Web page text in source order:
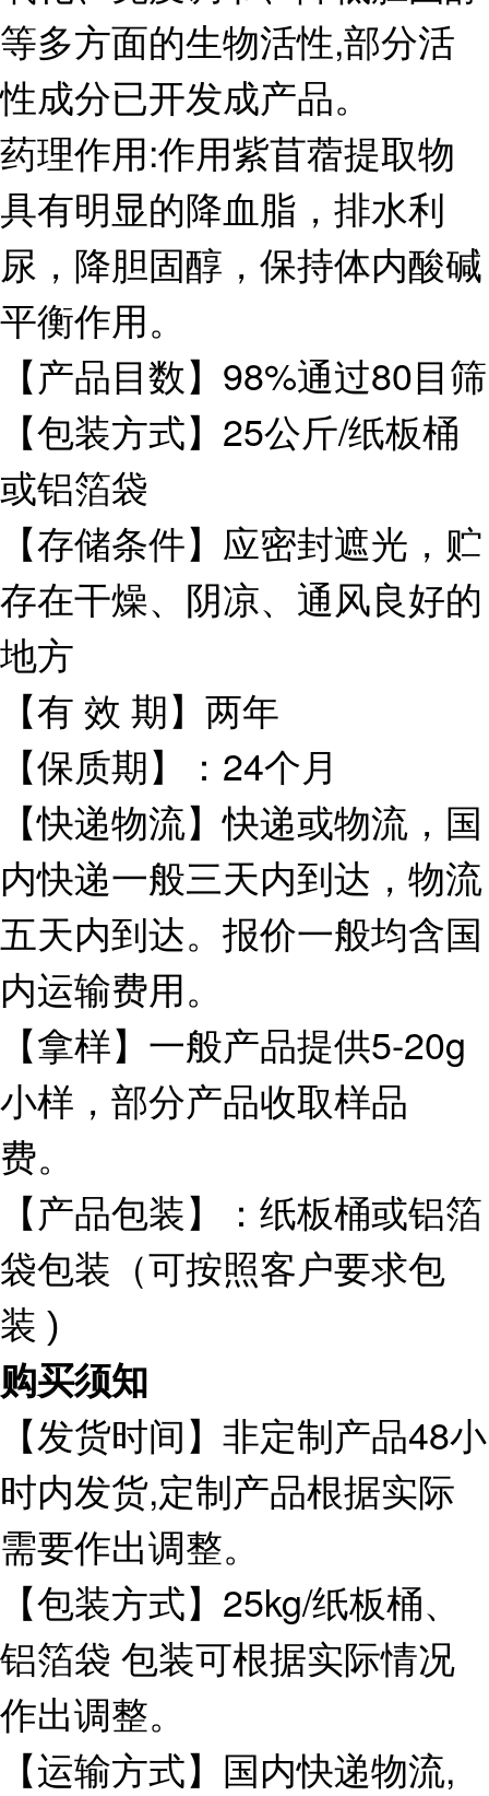
等多方面的生物活性,部分活
性成分已开发成产品。
药理作用:作用紫苜蓿提取物
具有明显的降血脂，排水利
尿，降胆固醇，保持体内酸碱
平衡作用。
【产品目数】98%通过80目筛
【包装方式】25公斤/纸板桶
或铝箔袋
【存储条件】应密封遮光，贮
存在干燥、阴凉、通风良好的
地方
【有 效 期】两年
【保质期】：24个月
【快递物流】快递或物流，国
内快递一般三天内到达，物流
五天内到达。报价一般均含国
内运输费用。
【拿样】一般产品提供5-20g
小样，部分产品收取样品
费。
【产品包装】：纸板桶或铝箔
袋包装（可按照客户要求包
装 )
购买须知
【发货时间】非定制产品48小
时内发货,定制产品根据实际
需要作出调整。
【包装方式】25kg/纸板桶、
铝箔袋 包装可根据实际情况
作出调整。
【运输方式】国内快递物流,